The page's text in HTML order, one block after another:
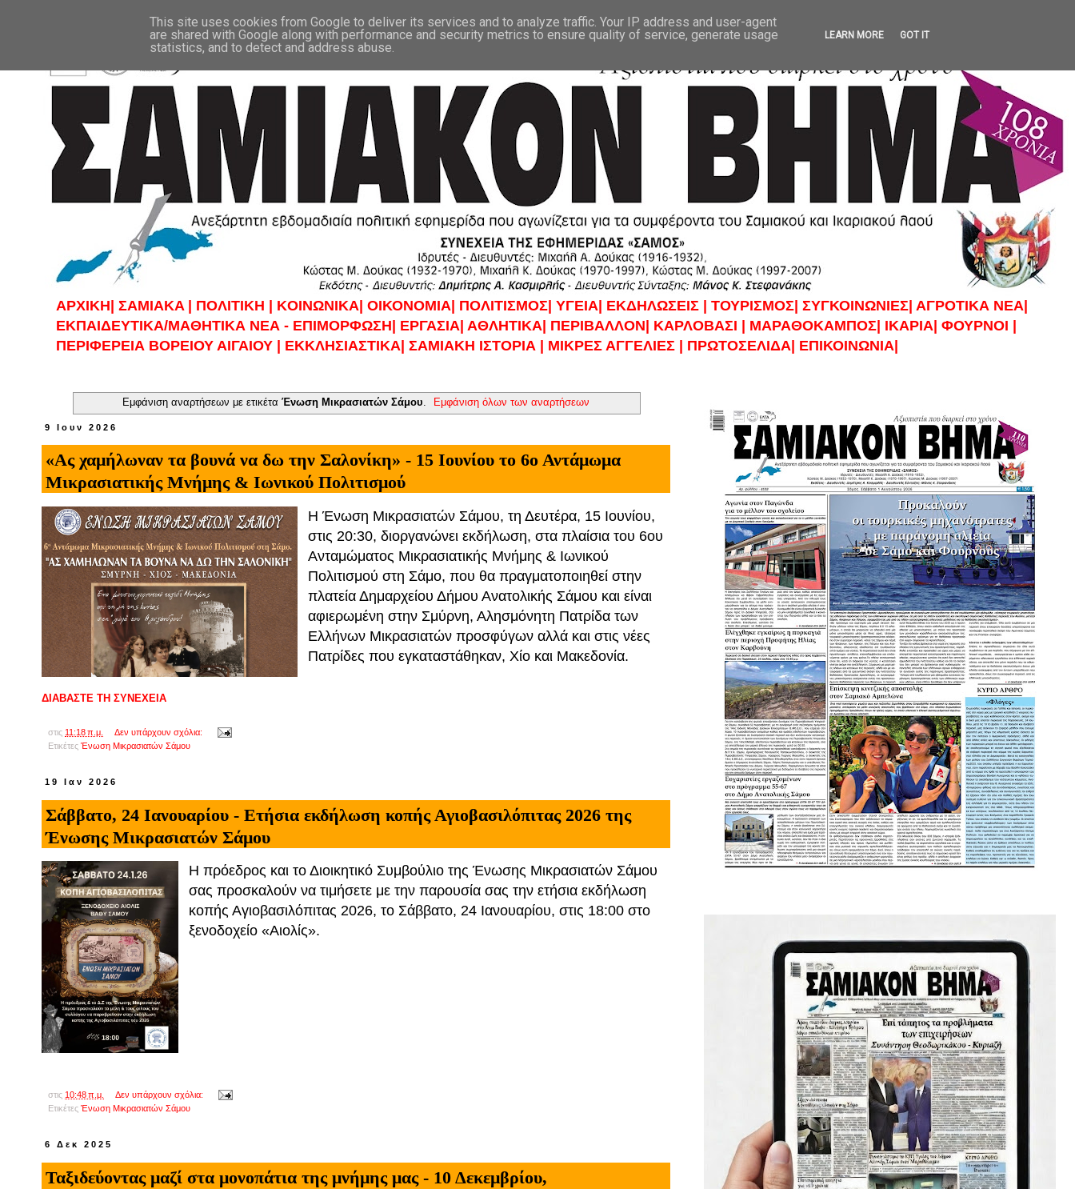
ΑΡΧΙΚΗ| ΣAMIAKA | ΠΟΛΙΤΙΚΗ | KOINΩΝΙΚΑ| ΟΙΚΟΝΟΜΙΑ| ΠΟΛΙΤΙΣΜΟΣ| ΥΓΕΙΑ| ΕΚΔΗΛΩΣΕΙΣ | ΤΟΥΡΙΣΜΟΣ| ΣΥΓΚΟΙΝΩΝΙΕΣ| ΑΓΡΟΤΙΚΑ ΝΕΑ|
ΕΚΠΑΙΔΕΥΤΙΚΑ/ΜΑΘΗΤΙΚΑ ΝΕΑ - ΕΠΙΜΟΡΦΩΣΗ| ΕΡΓΑΣΙΑ| ΑΘΛΗΤΙΚΑ| ΠΕΡΙΒΑΛΛΟΝ| ΚΑΡΛΟΒΑΣΙ | ΜΑΡΑΘΟΚΑΜΠΟΣ| ΙΚΑΡΙΑ| ΦΟΥΡΝΟΙ |
ΠΕΡΙΦΕΡΕΙΑ ΒΟΡΕΙΟΥ ΑΙΓΑΙΟΥ |
ΕΚΚΛΗΣΙΑΣΤΙΚΑ| ΣΑΜΙΑΚΗ ΙΣΤΟΡΙΑ | ΜΙΚΡΕΣ ΑΓΓΕΛΙΕΣ | ΠΡΩΤΟΣΕΛΙΔΑ| ΕΠΙΚΟΙΝΩΝΙΑ|
Εμφάνιση αναρτήσεων με ετικέτα Ένωση Μικρασιατών Σάμου Εμφάνιση όλων των αναρτήσεων
9 Ιουν 2026
«Ας χαμήλωναν τα βουνά να δω την Σαλονίκη» - 15 Ιουνίου το 6ο Αντάμωμα
Μικρασιατικής Μνήμης & Ιωνικού Πολιτισμού
Η Ένωση Μικρασιατών Σάμου, τη Δευτέρα, 15 Ιουνίου,
στις 20:30, διοργανώνει εκδήλωση, στα πλαίσια του 6ου
Ανταμώματος Μικρασιατικής Μνήμης & Ιωνικού
Πολιτισμού στη Σάμο, που θα πραγματοποιηθεί στην
πλατεία Δημαρχείου Δήμου Ανατολικής Σάμου και είναι
αφιερωμένη στην Σμύρνη, Αλησμόνητη Πατρίδα των
Ελλήνων Μικρασιατών προσφύγων αλλά και στις νέες
Πατρίδες που εγκαταστάθηκαν, Χίο και Μακεδονία.
ΔΙΑΒΑΣΤΕ ΤΗ ΣΥΝΕΧΕΙΑ
στις 11:18 π.μ.
Δεν υπάρχουν σχόλια:
Ετικέτες Ένωση Μικρασιατών Σάμου
19 Ιαν 2026
Σάββατο, 24 Ιανουαρίου - Ετήσια εκδήλωση κοπής Αγιοβασιλόπιτας 2026 της
Ένωσης Μικρασιατών Σάμου
Η πρόεδρος και το Διοικητικό Συμβούλιο της Ένωσης Μικρασιατών Σάμου
σας προσκαλούν να τιμήσετε με την παρουσία σας την ετήσια εκδήλωση
κοπής Αγιοβασιλόπιτας 2026, το Σάββατο, 24 Ιανουαρίου, στις 18:00 στο
ξενοδοχείο «Αιολίς».
στις 10:48 π.μ.
Δεν υπάρχουν σχόλια:
Ετικέτες Ένωση Μικρασιατών Σάμου
6 Δεκ 2025
Ταξιδεύοντας μαζί στα μονοπάτια της μνήμης μας - 10 Δεκεμβρίου,
This site uses cookies from Google to deliver its services and to analyze traffic. Your IP address and user-agent
are shared with Google along with performance and security metrics to ensure quality of service, generate usage
statistics, and to detect and address abuse.
LEARN MORE GOT IT